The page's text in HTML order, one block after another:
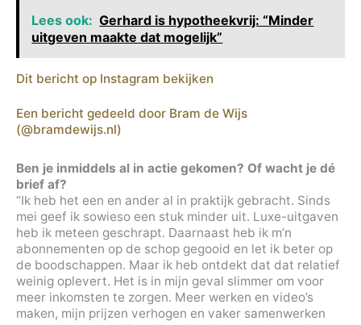
Lees ook: Gerhard is hypotheekvrij: “Minder
uitgeven maakte dat mogelijk”
Dit bericht op Instagram bekijken
Een bericht gedeeld door Bram de Wijs
(@bramdewijs.nl)
Ben je inmiddels al in actie gekomen? Of wacht je dé
brief af?
“Ik heb het een en ander al in praktijk gebracht. Sinds
mei geef ik sowieso een stuk minder uit. Luxe-uitgaven
heb ik meteen geschrapt. Daarnaast heb ik m’n
abonnementen op de schop gegooid en let ik beter op
de boodschappen. Maar ik heb ontdekt dat dat relatief
weinig oplevert. Het is in mijn geval slimmer om voor
meer inkomsten te zorgen. Meer werken en video’s
maken, mijn prijzen verhogen en vaker samenwerken